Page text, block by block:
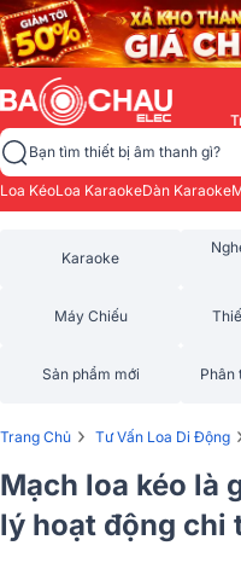
Bạn tìm thiết bị âm thanh gì?
Loa KéoLoa KaraokeDàn Karaoke
Karaoke
Máy Chiếu
Sản phẩm mới Phân
Trang Chủ › Tư Vấn Loa Di Động
Mạch loa kéo là
lý hoạt động chi